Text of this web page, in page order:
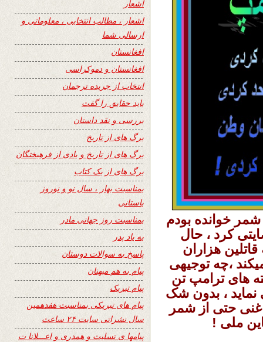
خوانده بودم
کرد ، حال
هزاران
،چه توجیهی
های ترامپ تن
، بدون شک
حتی از شمر
ملی !
اشعار
اشعار ، مطالب انتخابی ، معلوماتی و
ارسالی شما
افغانستان
افغانستان و دموکراسی
انتخاب از جریده ترجمان
باید حقایق را گفت
بررسی و نقد داستان
برگ های از تاریخ
برگ های از تاریخ و یادی از فرهیختگان
برگ های از یک کتاب
بمناسبت بهار ، سال نو و نوروز
باستانی
بمناسبت روز جهانی مادر
به یاد پدر
پاسخ به سوالات دوستان
پیام به هم میهنان
پیام تبریک
پیام های تبریکی بمناسبت هفدهمین
سال نشراتی سایت ۲۴ ساعت
پیامها ی تسلیت و همدری و اعـــلانا ت